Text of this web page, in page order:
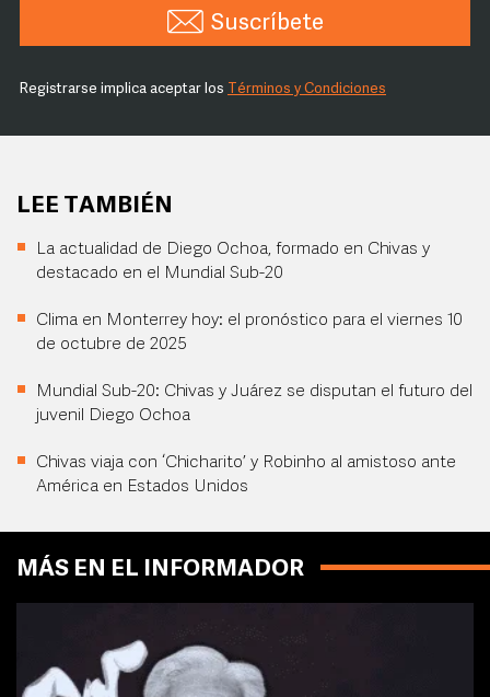
Suscríbete
Registrarse implica aceptar los Términos y Condiciones
LEE TAMBIÉN
La actualidad de Diego Ochoa, formado en Chivas y
destacado en el Mundial Sub-20
Clima en Monterrey hoy: el pronóstico para el viernes 10
de octubre de 2025
Mundial Sub-20: Chivas y Juárez se disputan el futuro del
juvenil Diego Ochoa
Chivas viaja con ‘Chicharito’ y Robinho al amistoso ante
América en Estados Unidos
MÁS EN EL INFORMADOR